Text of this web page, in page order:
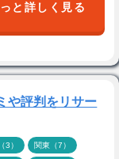
と詳しく見る
や評判をリサー
3） 関東（7）